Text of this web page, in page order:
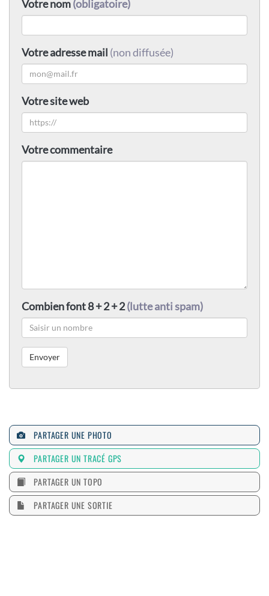
Votre nom(obligatoire)
Votre adresse mail (non diffusée)
Votre site web
Votre commentaire
Combien font 8 + 2 + 2(lutte anti spam)
PARTAGER UNE PHOTO
PARTAGER UN TRACÉ GPS
PARTAGER UN TOPO
PARTAGER UNE SORTIE